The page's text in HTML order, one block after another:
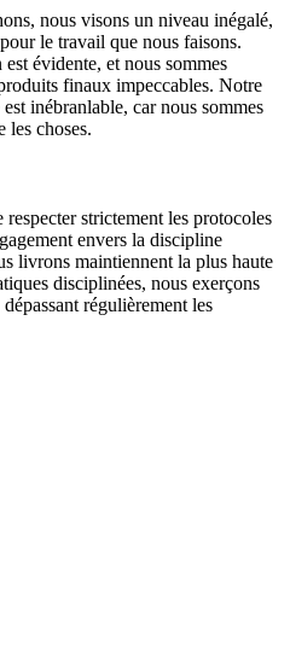
nous visons un niveau inégalé,
le travail que nous faisons.
évidente, et nous sommes
finaux impeccables. Notre
inébranlable, car nous sommes
les choses.
strictement les protocoles
envers la discipline
livrons maintiennent la plus haute
disciplinées, nous exerçons
régulièrement les